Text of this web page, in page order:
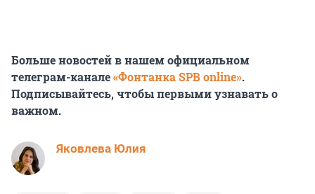
Больше новостей в нашем официальном
телеграм-канале«Фонтанка SPB online».
Подписывайтесь, чтобы первыми узнавать о
важном.
Яковлева Юлия